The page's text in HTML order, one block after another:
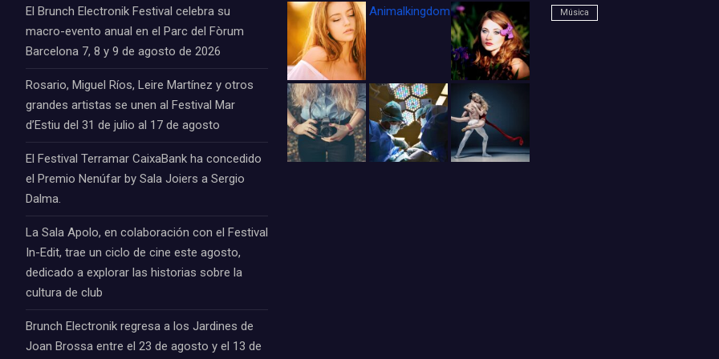
El Brunch Electronik Festival celebra su
macro-evento anual en el Parc del Fòrum
Barcelona 7, 8 y 9 de agosto de 2026
Rosario, Miguel Ríos, Leire Martínez y otros
grandes artistas se unen al Festival Mar
d’Estiu del 31 de julio al 17 de agosto
El Festival Terramar CaixaBank ha concedido
el Premio Nenúfar by Sala Joiers a Sergio
Dalma.
La Sala Apolo, en colaboración con el Festival
In-Edit, trae un ciclo de cine este agosto,
dedicado a explorar las historias sobre la
cultura de club
Brunch Electronik regresa a los Jardines de
Joan Brossa entre el 23 de agosto y el 13 de
Animalkingdom_FichaCine Música